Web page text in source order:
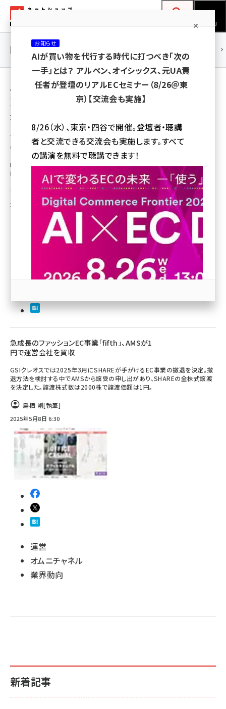
ン
ネットショップ担当者フォーラム
MENU
yahoo (1907)
楽天 (1874)
アスクル (1122)
base (1083)
ビィ・フォアード (777)
revico (744)
連載・特集 |
用語「GSIクレオス」 が使われている記事の一
覧
全 2 記事中 1 ～ 2 を表示中
ファッションEC「fifth」事業をGSIクレオスが
CODESHAREから買収
EC事業を手がける新設子会社のSHARE（シェア）を通じて、2023年4月1日
に「fifth（フィフス）」事業を譲り受けた
瀧川 正実
2023年8月8日 7:30
急成長のファッションEC事業「fifth」、AMSが1
円で運営会社を買収
GSIクレオスでは2025年3月にSHAREが手がけるEC事業の撤退を決定。撤
退方法を検討する中でAMSから譲受の申し出があり、SHAREの全株式譲渡
を決定した。譲渡株式数は2000株で譲渡価額は1円。
鳥栖 剛[執筆]
2025年5月8日 6:30
運営
オムニチャネル
業界動向
新着記事
お知らせ
AIが買い物を代行する時代に打つべき「次の
一手」とは？ アルペン、オイシックス、元UA責
任者が登壇のリアルECセミナー（8/26＠東
京）【交流会も実施】
8/26（水）、東京・四谷で開催。登壇者・聴講
者と交流できる交流会も実施します。すべて
の講演を無料で聴講できます！
参加登録はこちら↑